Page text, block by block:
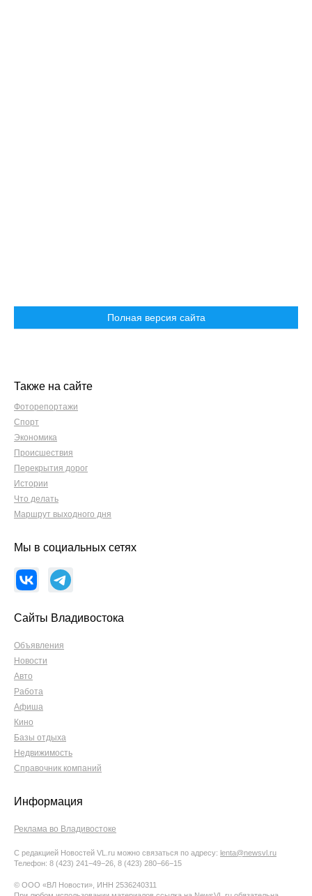
Полная версия сайта
Также на сайте
Фоторепортажи
Спорт
Экономика
Происшествия
Перекрытия дорог
Истории
Что делать
Маршрут выходного дня
Мы в социальных сетях
Сайты Владивостока
Объявления
Новости
Авто
Работа
Афиша
Кино
Базы отдыха
Недвижимость
Справочник компаний
Информация
Реклама во Владивостоке
С редакцией Новостей VL.ru можно связаться по адресу: lenta@newsvl.ru
Телефон: 8 (423) 241−49−26, 8 (423) 280−66−15
© ООО «ВЛ Новости», ИНН 2536240311